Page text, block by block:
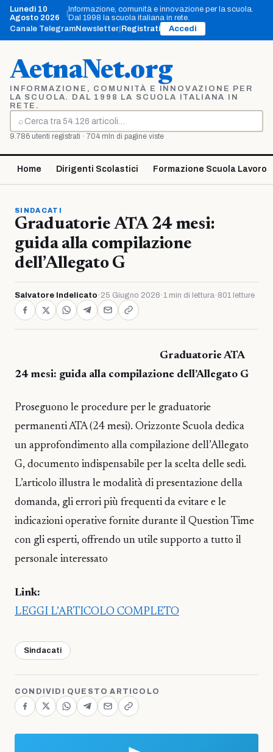
Vai
contenuto
Lunedì 10
Agosto 2026
Informazione, comunità e innovazione per la scuola.
Dal 1998 la scuola italiana in rete.
Canale TelegramNewsletter Registrati Accedi
AetnaNet.org
INFORMAZIONE, COMUNITÀ E INNOVAZIONE PER
LA SCUOLA. DAL 1998 LA SCUOLA ITALIANA IN
RETE.
⌕
Cerca
9.786 utenti registrati · 704 mln di pagine viste
Home Dirigenti Scolastici Formazione Scuola Lavoro
SINDACATI
Graduatorie ATA 24 mesi:
guida alla compilazione
dell’Allegato G
Salvatore Indelicato · 25 Giugno 2026 ·1 min di lettura· 801 letture
Graduatorie ATA
24 mesi: guida alla compilazione dell’Allegato G
Proseguono le procedure per le graduatorie
permanenti ATA (24 mesi). Orizzonte Scuola dedica
un approfondimento alla compilazione dell’Allegato
G, documento indispensabile per la scelta delle sedi.
L’articolo illustra le modalità di presentazione della
domanda, gli errori più frequenti da evitare e le
indicazioni operative fornite durante il Question Time
con gli esperti, offrendo un utile supporto a tutto il
personale interessato
Link:
LEGGI L’ARTICOLO COMPLETO
Sindacati
CONDIVIDI QUESTO ARTICOLO